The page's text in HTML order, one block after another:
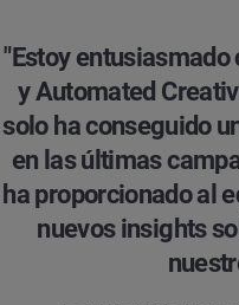
"Estoy entusiasmado
y Automated
solo ha conseguido
en las últimas
ha proporcionado al
nuevos insights